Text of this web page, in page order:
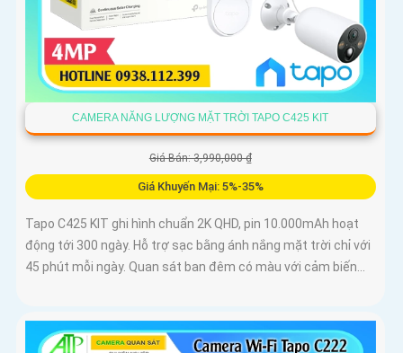
CAMERA NĂNG LƯỢNG MẶT TRỜI TAPO C425 KIT
Giá Bán: 3,990,000 ₫
Giá Khuyến Mại: 5%-35%
Tapo C425 KIT ghi hình chuẩn 2K QHD, pin 10.000mAh hoạt
động tới 300 ngày. Hỗ trợ sạc bằng ánh nắng mặt trời chỉ với
45 phút mỗi ngày. Quan sát ban đêm có màu với cảm biến...